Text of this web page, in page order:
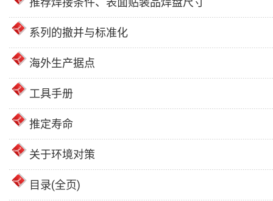
系列的撤并与标准化
海外生产据点
工具手册
推定寿命
关于环境对策
目录(全页)